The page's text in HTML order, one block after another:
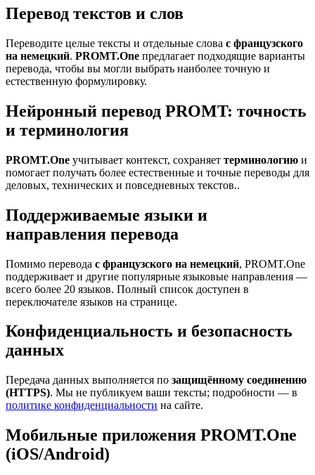
Перевод текстов и слов
Переводите целые тексты и отдельные слова с французского
на немецкий. PROMT.One предлагает подходящие варианты
перевода, чтобы вы могли выбрать наиболее точную и
естественную формулировку.
Нейронный перевод PROMT: точность
и терминология
PROMT.One учитывает контекст, сохраняет терминологию и
помогает получать более естественные и точные переводы для
деловых, технических и повседневных текстов..
Поддерживаемые языки и
направления перевода
Помимо перевода с французского на немецкий, PROMT.One
поддерживает и другие популярные языковые направления —
всего более 20 языков. Полный список доступен в
переключателе языков на странице.
Конфиденциальность и безопасность
данных
Передача данных выполняется по защищённому соединению
(HTTPS). Мы не публикуем ваши тексты; подробности — в
политике конфиденциальности на сайте.
Мобильные приложения PROMT.One
(iOS/Android)